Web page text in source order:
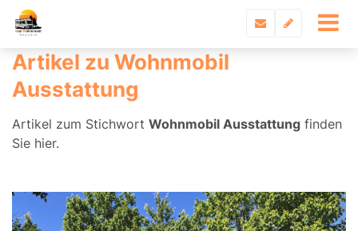
Artikel zu Wohnmobil
Ausstattung
Artikel zum Stichwort Wohnmobil Ausstattung finden
Sie hier.